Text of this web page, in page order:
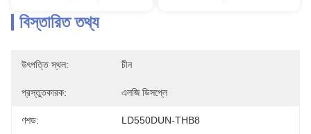
বিস্তারিত তথ্য
উৎপত্তি স্থল: চীন
প্রস্তুতকারক: এলজি ডিসপ্লে
ণশড: LD550DUN-THB8